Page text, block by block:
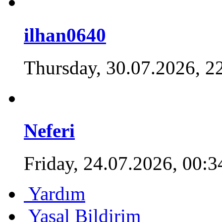
ilhan0640
Thursday, 30.07.2026,
Neferi
Friday, 24.07.2026,
Yardım
Yasal Bildirim